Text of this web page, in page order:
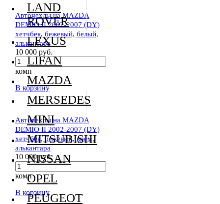
Авточехлы на MAZDA
DEMIO II 2002-2007 (DY)
хетчбек, бежевый, белый,
алькантара
10 000 руб.
комп
В корзину
Авточехлы на MAZDA
DEMIO II 2002-2007 (DY)
хетчбек, бежевый, крем,
алькантара
10 000 руб.
комп
В корзину
LAND
ROVER
LEXUS
LIFAN
MAZDA
MERSEDES
MINI
MITSUBISHI
NISSAN
OPEL
PEUGEOT